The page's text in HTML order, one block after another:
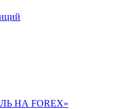
НА FOREX»